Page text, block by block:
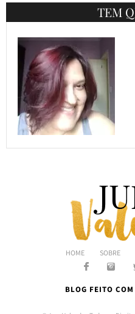
TEM
HOME SOBRE
BLOG FEITO COM